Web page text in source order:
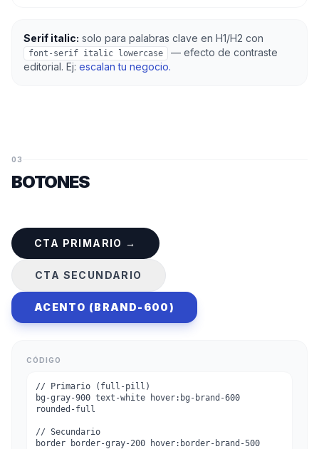
Serif italic: solo para palabras clave en H1/H2 con
font-serif italic lowercase
— efecto de contraste
editorial. Ej: escalan tu negocio.
03
BOTONES
CTA PRIMARIO →
CTA SECUNDARIO
ACENTO (BRAND-600)
CÓDIGO
// Primario (full-pill)
bg-gray-900 text-white hover:bg-brand-600
rounded-full
// Secundario
border border-gray-200 hover:border-brand-500